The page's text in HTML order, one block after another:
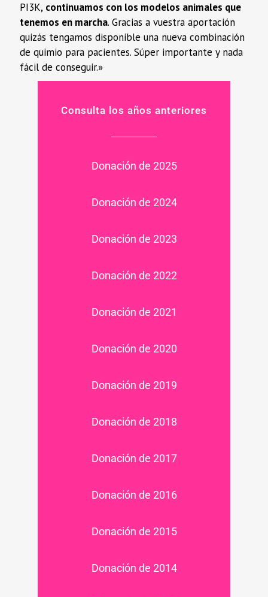
PI3K, continuamos con los modelos animales que
tenemos en marcha. Gracias a vuestra aportación
quizás tengamos disponible una nueva combinación
de quimio para pacientes. Súper importante y nada
fácil de conseguir.»
Consulta los años anteriores
Donación de 2025
Donación de 2024
Donación de 2023
Donación de 2022
Donación de 2021
Donación de 2020
Donación de 2019
Donación de 2018
Donación de 2017
Donación de 2016
Donación de 2015
Donación de 2014